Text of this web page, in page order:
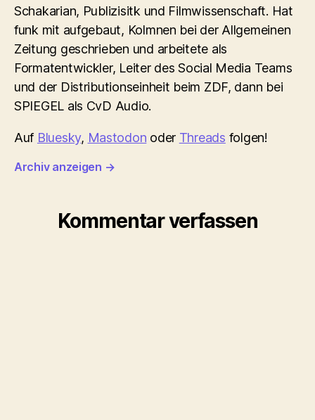
Schakarian, Publizisitk und Filmwissenschaft. Hat
funk mit aufgebaut, Kolmnen bei der Allgemeinen
Zeitung geschrieben und arbeitete als
Formatentwickler, Leiter des Social Media Teams
und der Distributionseinheit beim ZDF, dann bei
SPIEGEL als CvD Audio.
Auf Bluesky, Mastodon oder Threads folgen!
Archiv anzeigen →
Kommentar verfassen